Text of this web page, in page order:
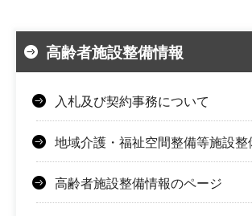
高齢者施設整備情報
入札及び契約事務について
地域介護・福祉空間整備等施設整
高齢者施設整備情報のページ